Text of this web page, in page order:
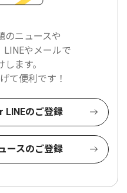
のニュースや
LINEやメールで
ます。
て便利です！
LINEのご登録
ースのご登録